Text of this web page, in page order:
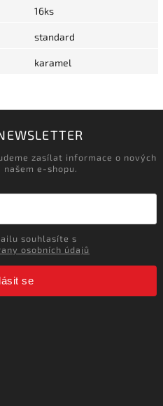
16ks
standard
karamel
zasílat informace o nových
našem e-shopu.
osobních údajů
se